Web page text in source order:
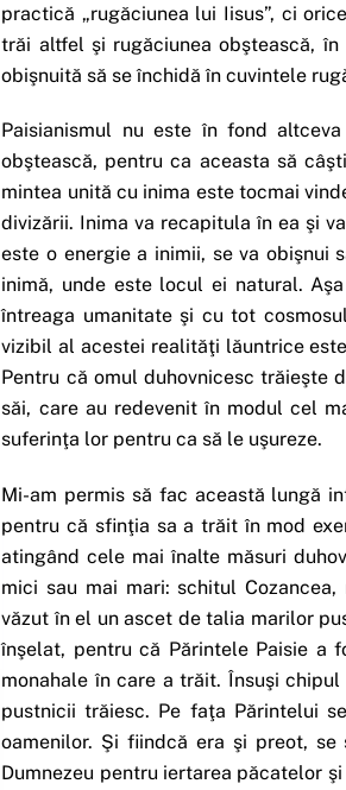
practică „rugăciunea lui Iisus”, ci
trăi altfel şi rugăciunea obştească,
obişnuită să se închidă în cuvintele
Paisianismul nu este în fond
obştească, pentru ca aceasta să
mintea unită cu inima este tocmai
divizării. Inima va recapitula în ea şi
este o energie a inimii, se va obişnui
inimă, unde este locul ei natural.
întreaga umanitate şi cu tot
vizibil al acestei realităţi lăuntrice
Pentru că omul duhovnicesc trăieşte
săi, care au redevenit în modul cel
suferinţa lor pentru ca să le uşureze.
Mi-am permis să fac această lungă
pentru că sfinţia sa a trăit în mod
atingând cele mai înalte măsuri
mici sau mai mari: schitul
văzut în el un ascet de talia marilor
înşelat, pentru că Părintele Paisie a
monahale în care a trăit. Însuşi
pustnicii trăiesc. Pe faţa Părintelui
oamenilor. Şi fiindcă era şi preot,
Dumnezeu pentru iertarea păcatelor